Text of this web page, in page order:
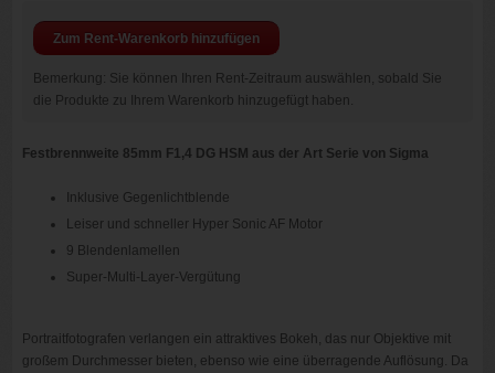
Zum Rent-Warenkorb hinzufügen
Bemerkung: Sie können Ihren Rent-Zeitraum auswählen, sobald Sie
die Produkte zu Ihrem Warenkorb hinzugefügt haben.
Festbrennweite 85mm F1,4 DG HSM aus der Art Serie von Sigma
Inklusive Gegenlichtblende
Leiser und schneller Hyper Sonic AF Motor
9 Blendenlamellen
Super-Multi-Layer-Vergütung
Portraitfotografen verlangen ein attraktives Bokeh, das nur Objektive mit
großem Durchmesser bieten, ebenso wie eine überragende Auflösung. Da